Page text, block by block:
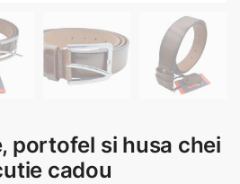
portofel si husa chei
cadou